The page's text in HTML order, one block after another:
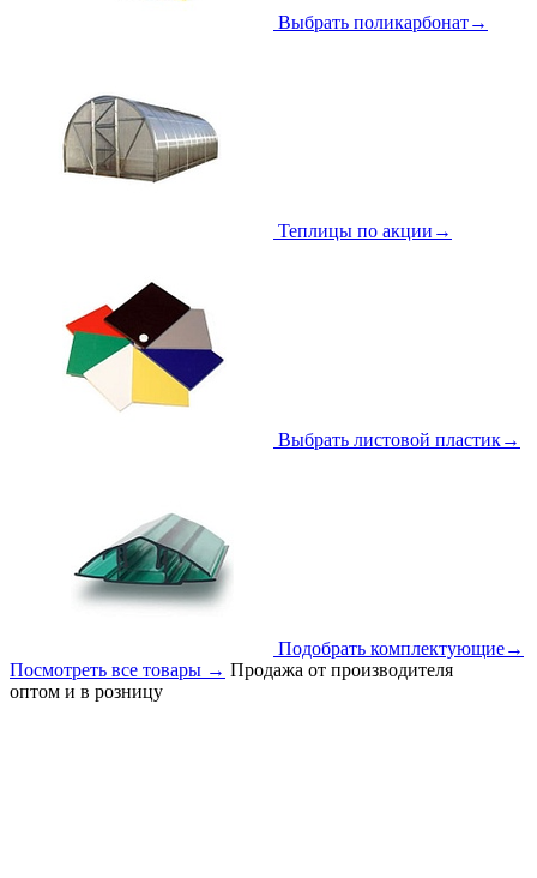
Выбрать поликарбонат→
Теплицы по акции →
Выбрать листовой пластик→
Подобрать комплектующие→
Посмотреть все товары → Продажа от производителя
оптом и в розницу